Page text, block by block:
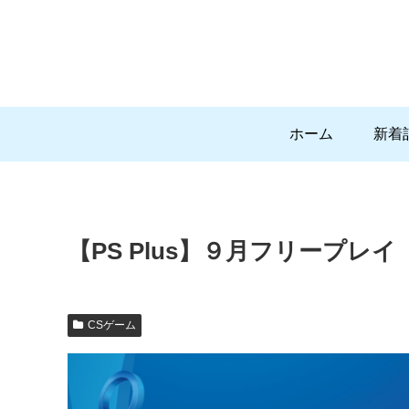
ホーム 新着
【PS Plus】９月フリープレイ
CSゲーム